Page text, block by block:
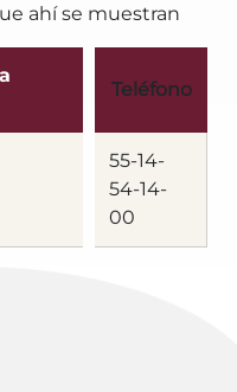
ahí se muestran
Teléfono
55-14-
54-14-
00